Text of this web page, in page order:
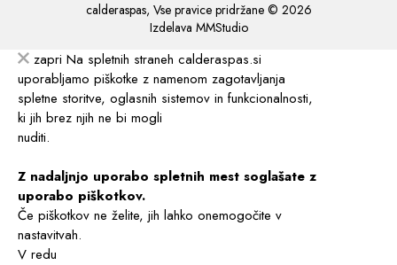
calderaspas, Vse pravice pridržane © 2026
Izdelava MMStudio
zapri Na spletnih straneh calderaspas.si
uporabljamo piškotke z namenom zagotavljanja
spletne storitve, oglasnih sistemov in funkcionalnosti,
ki jih brez njih ne bi mogli
nuditi.
Z nadaljnjo uporabo spletnih mest soglašate z
uporabo piškotkov.
Če piškotkov ne želite, jih lahko onemogočite v
nastavitvah.
V redu